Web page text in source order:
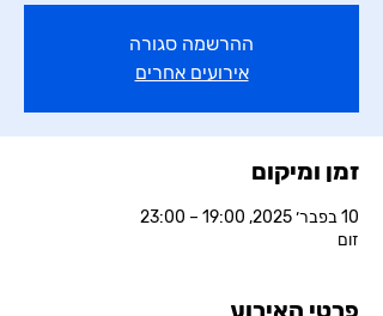
ההרשמה סגורה
אירועים אחרים
זמן ומיקום
10 בפבר׳ 2025, 19:00 – 23:00
זום
פרטי האירוע